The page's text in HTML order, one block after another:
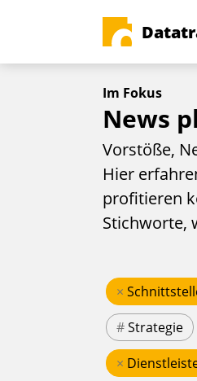
Im Fokus
News
Vorstöße,
Hier
profitieren
Stichworte,
×
#Strategie
×